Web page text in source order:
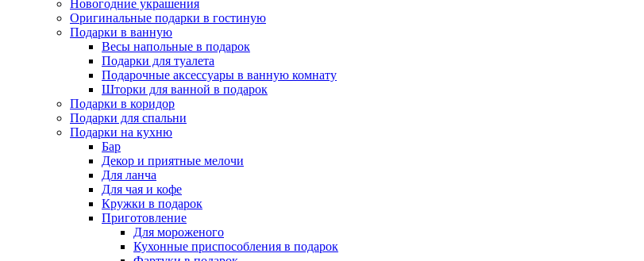
Новогодние украшения
Оригинальные подарки в гостиную
Подарки в ванную
Весы напольные в подарок
Подарки для туалета
Подарочные аксессуары в ванную комнату
Шторки для ванной в подарок
Подарки в коридор
Подарки для спальни
Подарки на кухню
Бар
Декор и приятные мелочи
Для ланча
Для чая и кофе
Кружки в подарок
Приготовление
Для мороженого
Кухонные приспособления в подарок